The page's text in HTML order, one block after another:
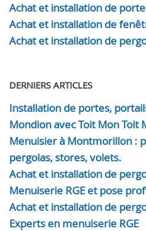
Achat et installation de
Achat et installation de
Achat et installation de
DERNIERS ARTICLES
Installation de portes,
Mondion avec Toit Mon Toit
Menuisier à Montmorillon :
pergolas, stores, volets.
Achat et installation de
Menuiserie RGE et pose
Achat et installation de
Experts en menuiserie RGE